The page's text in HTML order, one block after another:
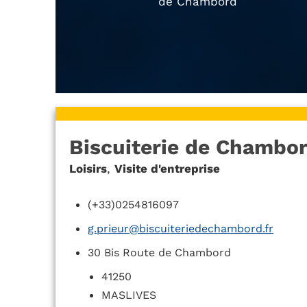
Biscuiterie de
Loisirs, Visite d'entreprise
(+33)0254816097
g.prieur@biscuiteriedechambord.fr
30 Bis Route de Chambord
41250
MASLIVES